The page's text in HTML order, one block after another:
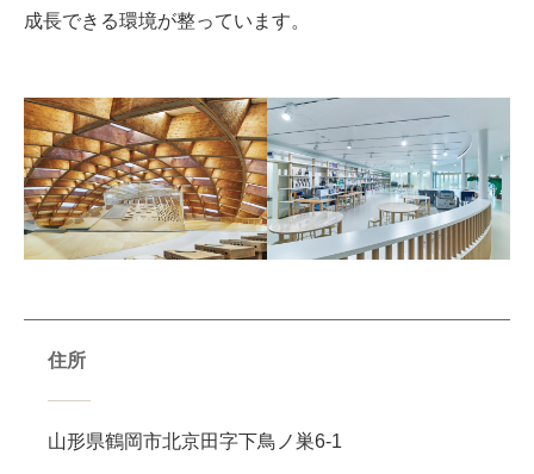
成長できる環境が整っています。
住所
山形県鶴岡市北京田字下鳥ノ巣6-1